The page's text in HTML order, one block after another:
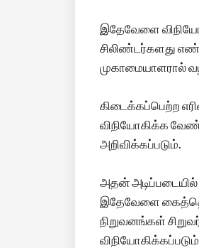
இதேவேளை
சிலிண்டர்களது
முகாமையாளரால்
கிடைக்கப்பெற்ற
விநியோகிக்க
அறிவிக்கப்படும்.
அதன்
இதேவேளை
நிறுவனங்கள்